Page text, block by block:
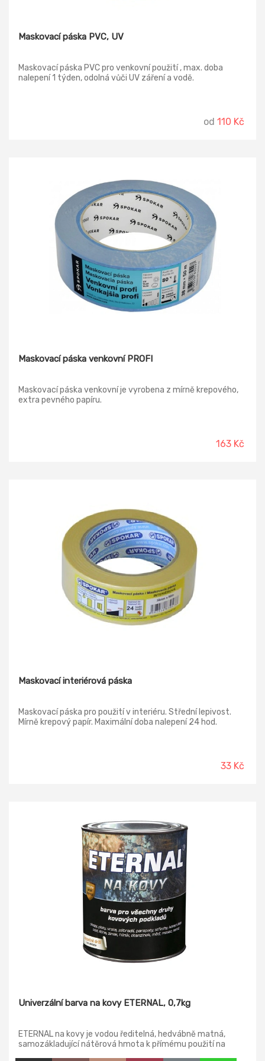
Maskovací páska PVC, UV
Maskovací páska PVC pro venkovní použití , max. doba
nalepení 1 týden, odolná vůči UV záření a vodě.
od 110 Kč
Maskovací páska venkovní PROFI
Maskovací páska venkovní je vyrobena z mírně krepového,
extra pevného papíru.
163 Kč
Maskovací interiérová páska
Maskovací páska pro použití v interiéru. Střední lepivost.
Mírně krepový papír. Maximální doba nalepení 24 hod.
33 Kč
Univerzální barva na kovy ETERNAL, 0,7kg
ETERNAL na kovy je vodou ředitelná, hedvábně matná,
samozákladující nátěrová hmota k přímému použití na